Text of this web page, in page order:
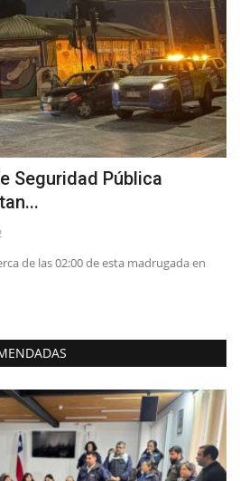
Seguridad Pública
de las 02:00 de esta madrugada en